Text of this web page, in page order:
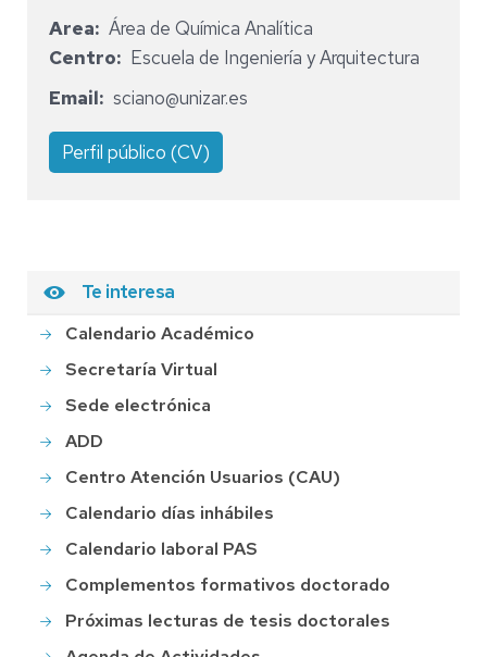
Area
Área de Química Analítica
Centro
Escuela de Ingeniería y Arquitectura
Email
sciano@unizar.es
Perfil público (CV)
Te interesa
Calendario Académico
Secretaría Virtual
Sede electrónica
ADD
Centro Atención Usuarios (CAU)
Calendario días inhábiles
Calendario laboral PAS
Complementos formativos doctorado
Próximas lecturas de tesis doctorales